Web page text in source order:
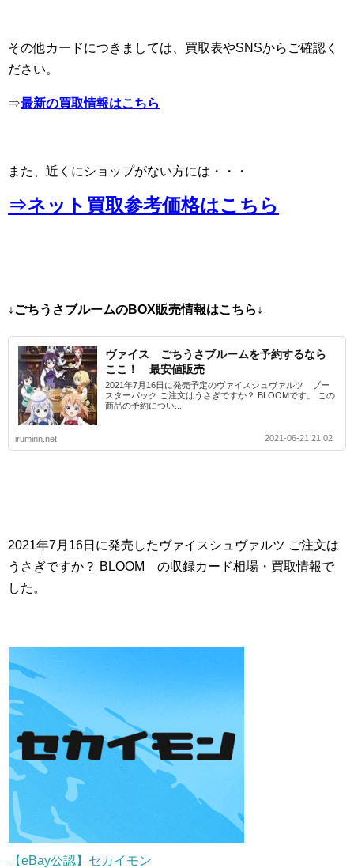
その他カードにつきましては、買取表やSNSからご確認く
ださい。
⇒最新の買取情報はこちら
また、近くにショップがない方には・・・
⇒ネット買取参考価格はこちら
↓ごちうさブルームのBOX販売情報はこちら↓
ヴァイス ごちうさブルームを予約するなら
ここ！ 最安値販売
2021年7月16日に発売予定のヴァイスシュヴァルツ ブー
スターパック ご注文はうさぎですか？ BLOOMです。 この
商品の予約につい...
iruminn.net 2021-06-21 21:02
2021年7月16日に発売したヴァイスシュヴァルツ ご注文は
うさぎですか？ BLOOM の収録カード相場・買取情報で
した。
【eBay公認】セカイモン